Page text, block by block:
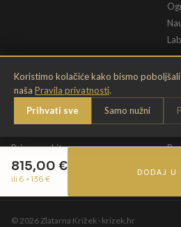
815,00 €
ili 6 ×136 €
DODAJ U
Koristimo kolačiće kako bismo
naša Pravila privatnosti.
Prihvati sve
Samo nužni
INFORMACIJE
O nama
Kontakt
Briga o nakitu
Jamstvo
©2026Zlatarna Križek · krizek.hr